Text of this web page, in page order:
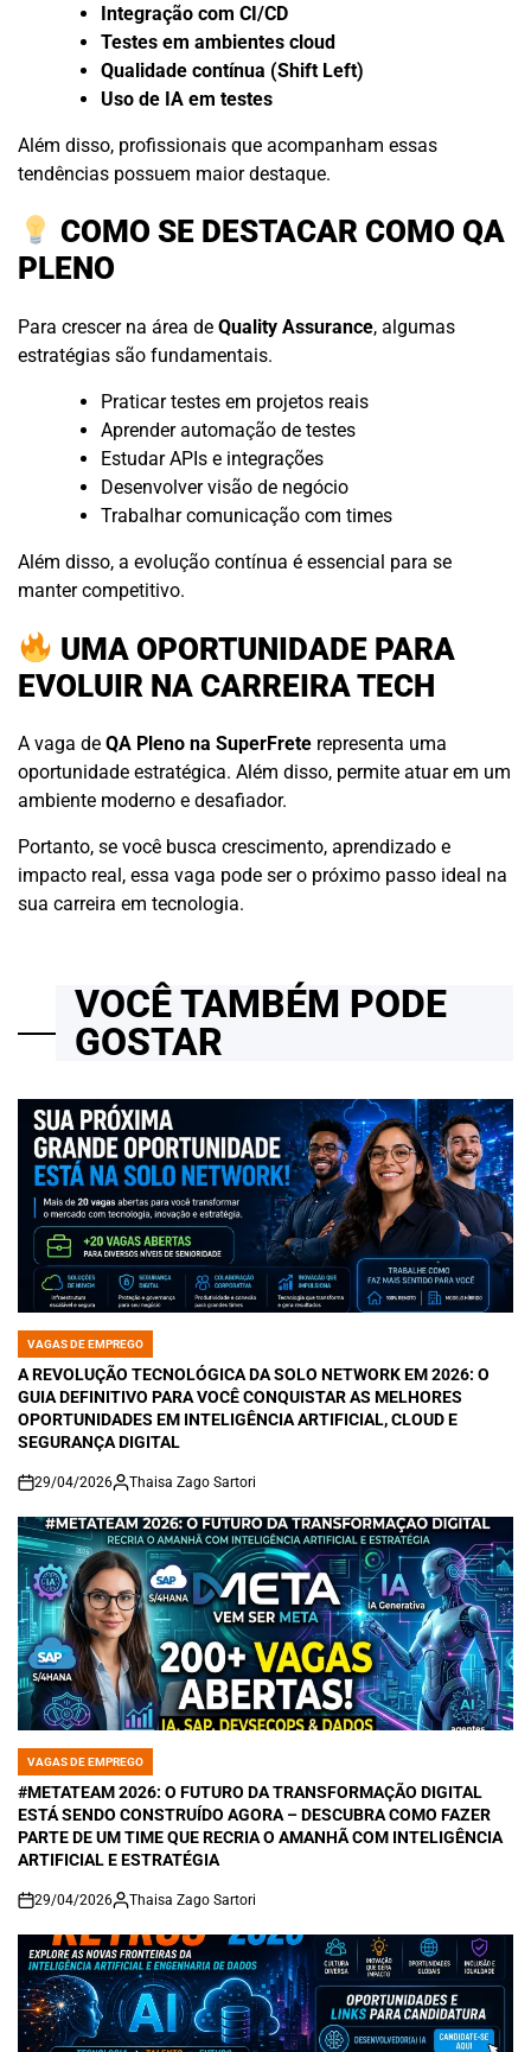
Integração com CI/CD
Testes em ambientes cloud
Qualidade contínua (Shift Left)
Uso de IA em testes
Além disso, profissionais que acompanham essas
tendências possuem maior destaque.
COMO SE DESTACAR COMO QA
PLENO
Para crescer na área de Quality Assurance, algumas
estratégias são fundamentais.
Praticar testes em projetos reais
Aprender automação de testes
Estudar APIs e integrações
Desenvolver visão de negócio
Trabalhar comunicação com times
Além disso, a evolução contínua é essencial para se
manter competitivo.
UMA OPORTUNIDADE PARA
EVOLUIR NA CARREIRA TECH
A vaga de QA Pleno na SuperFrete representa uma
oportunidade estratégica. Além disso, permite atuar em um
ambiente moderno e desafiador.
Portanto, se você busca crescimento, aprendizado e
impacto real, essa vaga pode ser o próximo passo ideal na
sua carreira em tecnologia.
VOCÊ TAMBÉM PODE
GOSTAR
POSTED
IN
VAGAS DE EMPREGO
A REVOLUÇÃO TECNOLÓGICA DA SOLO NETWORK EM 2026: O
GUIA DEFINITIVO PARA VOCÊ CONQUISTAR AS MELHORES
OPORTUNIDADES EM INTELIGÊNCIA ARTIFICIAL, CLOUD E
SEGURANÇA DIGITAL
on
29/04/2026 Thaisa Zago Sartori
POSTED
IN
VAGAS DE EMPREGO
#METATEAM 2026: O FUTURO DA TRANSFORMAÇÃO DIGITAL
ESTÁ SENDO CONSTRUÍDO AGORA – DESCUBRA COMO FAZER
PARTE DE UM TIME QUE RECRIA O AMANHÃ COM INTELIGÊNCIA
ARTIFICIAL E ESTRATÉGIA
on
29/04/2026 Thaisa Zago Sartori